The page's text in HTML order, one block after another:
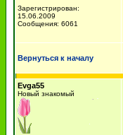
Зарегистрирован:
15.06.2009
Сообщения: 6061
Вернуться к началу
Evga55
Новый знакомый